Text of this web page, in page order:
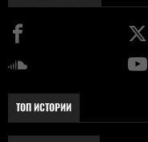
ТОП ИСТОРИИ